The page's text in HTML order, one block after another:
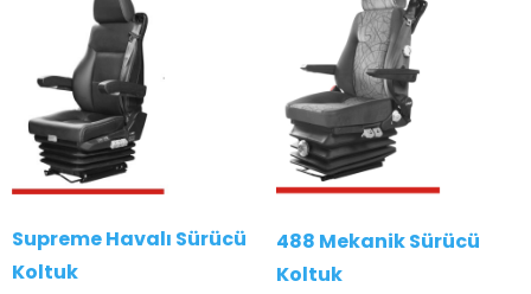
Supreme Havalı Sürücü
Koltuk
488 Mekanik Sürücü
Koltuk